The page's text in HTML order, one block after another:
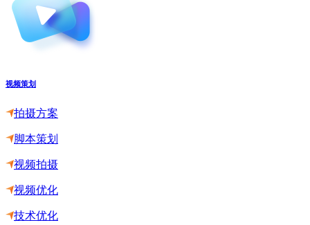
视频策划
拍摄方案
脚本策划
视频拍摄
视频优化
技术优化